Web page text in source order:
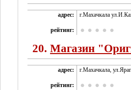
адрес: г.Махачкала
рейтинг:
20. Магазин
адрес: г.Махачкала,
рейтинг: